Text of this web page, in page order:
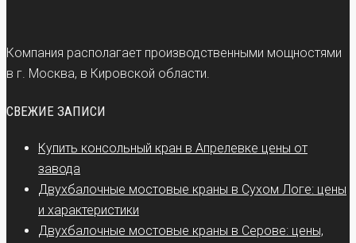
Компания располагает производственными мощностями
в г. Москва, в Кировской области.
СВЕЖИЕ ЗАПИСИ
Купить консольный кран в Апрелевке цены от
завода
Двухбалочные мостовые краны в Сухом Логе: цены
и характеристики
Двухбалочные мостовые краны в Серове: цены,